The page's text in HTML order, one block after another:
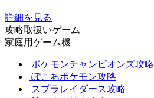
詳細を見る
攻略取扱いゲーム
家庭用ゲーム機
ポケモンチャンピオンズ攻略
ぽこあポケモン攻略
スプラレイダース攻略